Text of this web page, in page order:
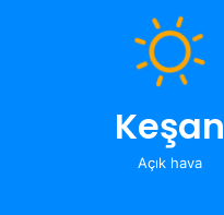
Keşan
Açık hava